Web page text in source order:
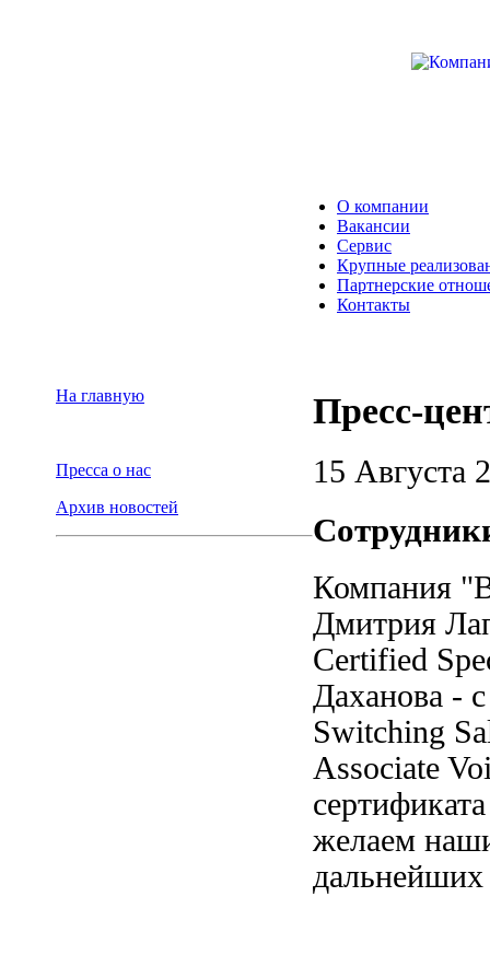
О компании
Вакансии
Сервис
Крупные
Партнерские
Контакты
На главную
Пресса о нас
Архив новостей
Пресс-
15 Августа
Компания
Дмитрия
Certified
Даханова -
Switching
Associate
желаем
дальнейших